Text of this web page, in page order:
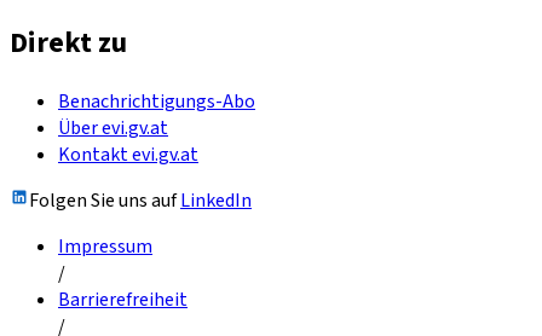
Direkt zu
Benachrichtigungs-Abo
Über evi.gv.at
Kontakt evi.gv.at
Folgen Sie uns aufLinkedIn
Impressum
/
Barrierefreiheit
/